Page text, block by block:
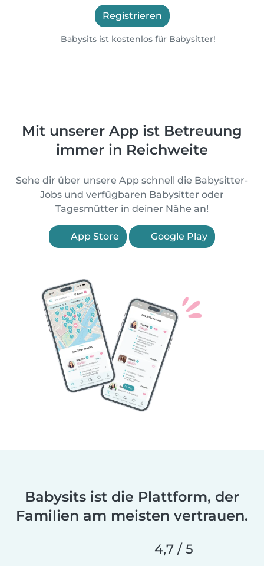
Registrieren
Babysits ist kostenlos für Babysitter!
Mit unserer App ist Betreuung
immer in Reichweite
Sehe dir über unsere App schnell die Babysitter-
Jobs und verfügbaren Babysitter oder
Tagesmütter in deiner Nähe an!
App Store Google Play
Babysits ist die Plattform, der
Familien am meisten vertrauen.
4,7 / 5